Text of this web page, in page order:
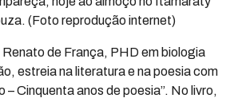
(Foto reprodução internet)
de França, PHD em biologia
estreia na literatura e na poesia com
– Cinquenta anos de poesia”. No livro,